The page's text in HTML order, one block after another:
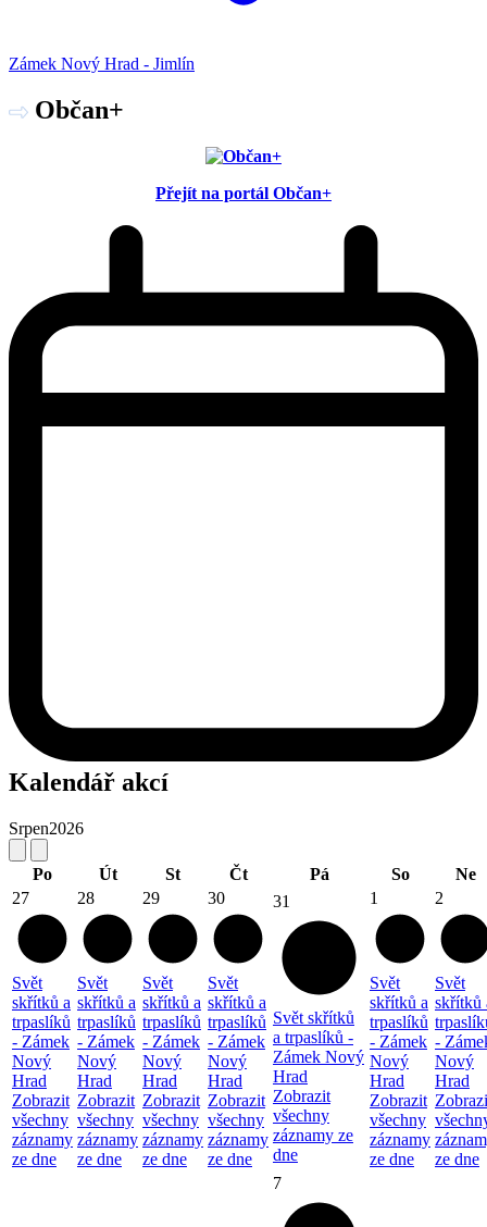
Zámek Nový Hrad - Jimlín
Občan+
Přejít na portál Občan+
Kalendář akcí
Srpen2026
Po Út St Čt Pá So
Ne
27
Svět
skřítků a
trpaslíků
- Zámek
Nový
Hrad
Zobrazit
všechny
záznamy
ze dne
28
Svět
skřítků a
trpaslíků
- Zámek
Nový
Hrad
Zobrazit
všechny
záznamy
ze dne
29
Svět
skřítků a
trpaslíků
- Zámek
Nový
Hrad
Zobrazit
všechny
záznamy
ze dne
30
Svět
skřítků a
trpaslíků
- Zámek
Nový
Hrad
Zobrazit
všechny
záznamy
ze dne
31
Svět skřítků
a trpaslíků -
Zámek Nový
Hrad
Zobrazit
všechny
záznamy ze
dne
1
Svět
skřítků a
trpaslíků
- Zámek
Nový
Hrad
Zobrazit
všechny
záznamy
ze dne
2
Svět
skřítků
-
Nový
Hrad
ze dne
7